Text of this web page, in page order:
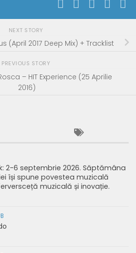
NEXT STORY
(April 2017 Deep Mix) + Tracklist
PREVIOUS STORY
– HIT Experience (25 Aprilie
2016)
2-6 septembrie 2026. Săptămâna
își spune povestea muzicală
muzicală și inovație.